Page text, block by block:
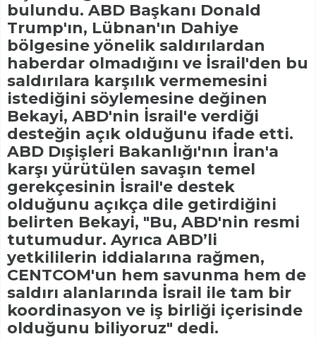
bulundu. ABD Başkanı Donald
Trump'ın, Lübnan'ın Dahiye
bölgesine yönelik saldırılardan
haberdar olmadığını ve İsrail'den bu
saldırılara karşılık vermemesini
istediğini söylemesine değinen
Bekayi, ABD'nin İsrail'e verdiği
desteğin açık olduğunu ifade etti.
ABD Dışişleri Bakanlığı'nın İran'a
karşı yürütülen savaşın temel
gerekçesinin İsrail'e destek
olduğunu açıkça dile getirdiğini
belirten Bekayi, "Bu, ABD'nin resmi
tutumudur. Ayrıca ABD’li
yetkililerin iddialarına rağmen,
CENTCOM'un hem savunma hem de
saldırı alanlarında İsrail ile tam bir
koordinasyon ve iş birliği içerisinde
olduğunu biliyoruz" dedi.